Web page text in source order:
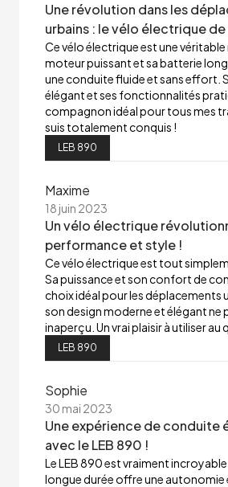
Une révolution dans les
urbains : le vélo électrique de
Ce vélo électrique est une
moteur puissant et sa batterie
une conduite fluide et sans effort.
élégant et ses fonctionnalités
compagnon idéal pour tous mes
suis totalement conquis !
LEB 890
Maxime
18 juin 2023
Un vélo électrique
performance et style !
Ce vélo électrique est tout
Sa puissance et son confort de
choix idéal pour les déplacements
son design moderne et élégant ne
inaperçu. Un vrai plaisir à utiliser au
LEB 890
Sophie
30 mai 2023
Une expérience de conduite
avec le LEB 890 !
Le LEB 890 est vraiment
longue durée offre une autonomie